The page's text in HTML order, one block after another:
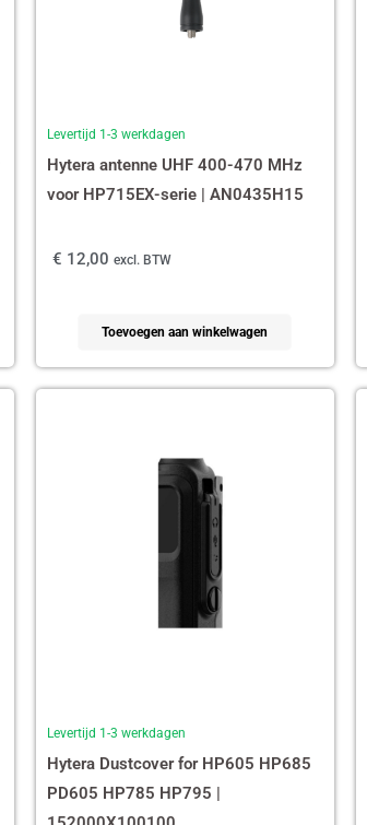
Levertijd 1-3 werkdagen
Hytera antenne UHF 400-470 MHz
voor HP715EX-serie | AN0435H15
€ 12,00 excl. BTW
Toevoegen aan winkelwagen
Levertijd 1-3 werkdagen
Hytera Dustcover for HP605 HP685
PD605 HP785 HP795 |